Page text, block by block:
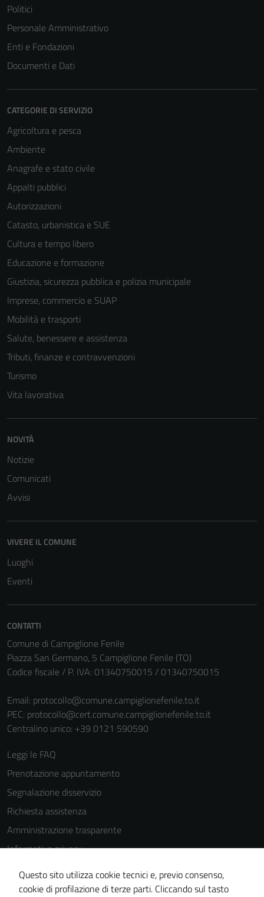
Politici
Personale Amministrativo
Enti e Fondazioni
Documenti e Dati
CATEGORIE DI SERVIZIO
Agricoltura e pesca
Ambiente
Anagrafe e stato civile
Appalti pubblici
Autorizzazioni
Catasto, urbanistica e SUE
Cultura e tempo libero
Educazione e formazione
Giustizia, sicurezza pubblica e polizia municipale
Imprese, commercio e SUAP
Mobilità e trasporti
Salute, benessere e assistenza
Tributi, finanze e contravvenzioni
Turismo
Vita lavorativa
NOVITÀ
Notizie
Comunicati
Avvisi
VIVERE IL COMUNE
Luoghi
Eventi
CONTATTI
Comune di Campiglione Fenile
Piazza San Germano, 5 Campiglione Fenile (TO)
Codice fiscale / P. IVA: 01340750015 / 01340750015
Email: protocollo@comune.campiglionefenile.to.it
PEC: protocollo@cert.comune.campiglionefenile.to.it
Centralino unico: +39 0121 590590
Leggi le FAQ
Prenotazione appuntamento
Segnalazione disservizio
Richiesta assistenza
Amministrazione trasparente
Informativa privacy
Cookie Policy
Note legali
Questo sito utilizza cookie tecnici e, previo consenso,
cookie di profilazione di terze parti. Cliccando sul tasto
Questi cookie
sono necessari